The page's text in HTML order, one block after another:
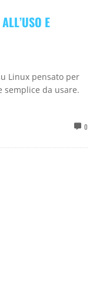
E
Linux pensato per
da usare.
0